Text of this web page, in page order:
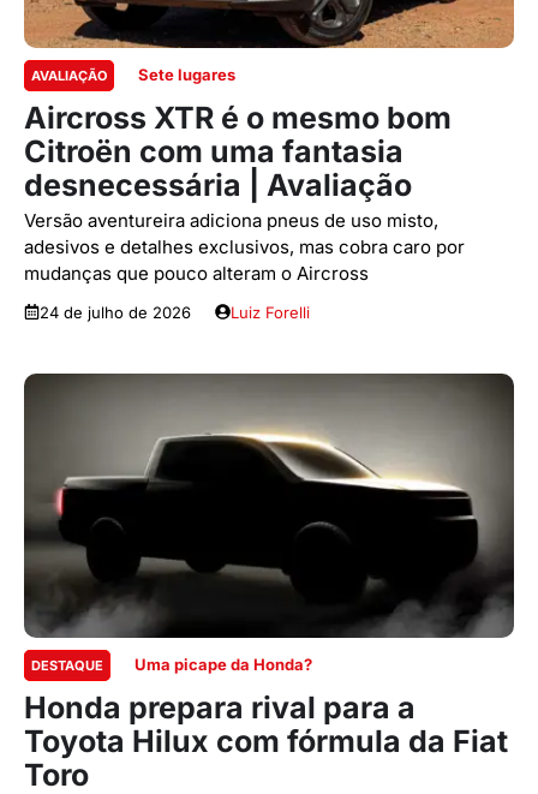
AVALIAÇÃO Sete lugares
Aircross XTR é o mesmo bom
Citroën com uma fantasia
desnecessária | Avaliação
Versão aventureira adiciona pneus de uso misto,
adesivos e detalhes exclusivos, mas cobra caro por
mudanças que pouco alteram o Aircross
24 de julho de 2026 Luiz Forelli
DESTAQUE Uma picape da Honda?
Honda prepara rival para a
Toyota Hilux com fórmula da Fiat
Toro